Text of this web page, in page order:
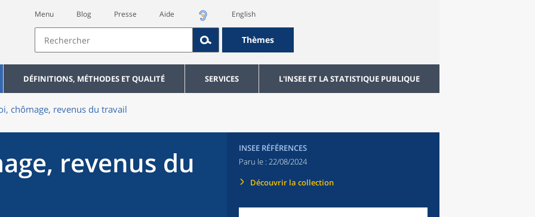
Menu Blog Presse Aide English
Thèmes
DÉFINITIONS, MÉTHODES ET QUALITÉ SERVICES L'INSEE ET LA STATISTIQUE PUBLIQUE
chômage, revenus du travail
revenus du
INSEE RÉFÉRENCES
Paru le : 22/08/2024
Découvrir la collection